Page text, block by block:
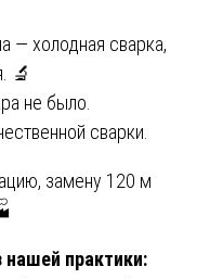
— холодная сварка,
🔬
не было.
сварки.
замену 120 м
практики: